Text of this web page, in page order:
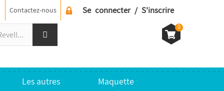
Se connecter / S'inscrire
Contactez-nous
0
Les autres Maquette